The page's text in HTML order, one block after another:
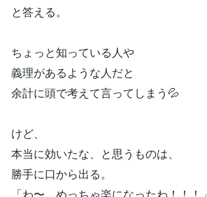
と答える。
ちょっと知っている人や
義理があるような人だと
余計に頭で考えて言ってしまう💦
けど、
本当に効いたな、と思うものは、
勝手に口から出る。
「わ〜、めっちゃ楽になったわ！！！」